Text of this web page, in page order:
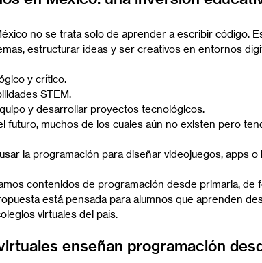
no se trata solo de aprender a escribir código.
estructurar ideas y ser creativos en entornos
y crítico.
STEM.
y desarrollar proyectos tecnológicos.
futuro, muchos de los cuales aún no existen pero
la programación para diseñar videojuegos, apps o
contenidos de programación desde primaria, de
está pensada para alumnos que aprenden
virtuales del país.
enseñan programación